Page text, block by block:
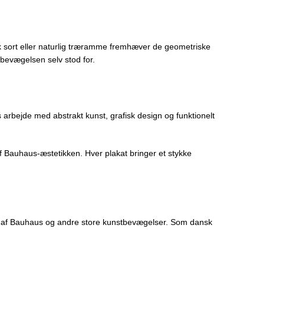
sort eller naturlig træramme fremhæver de geometriske
selv stod for.
med abstrakt kunst, grafisk design og funktionelt
æstetikken. Hver plakat bringer et stykke
Bauhaus og andre store kunstbevægelser. Som dansk